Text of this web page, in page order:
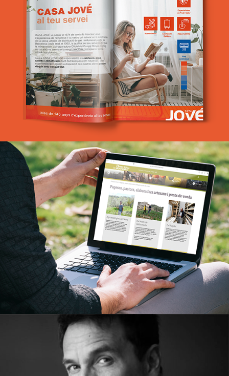
Casa Jové
Estratègia de marketing i branding
BCN Smart Rural
Estratègia de marketing i branding